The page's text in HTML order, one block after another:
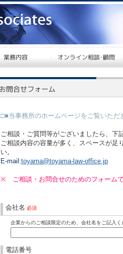
□■当事務所のホームページをご覧いた
ご相談・ご質問等がございましたら、下
ご相談内容の容量が多く、スペースが足
い。
E-mail:toyama@toyama-law-office.jp
※ ご相談・お問合せのためのフォーム
会社名 必須
企業からのご相談限定のため、会社名をご記入く
電話番号